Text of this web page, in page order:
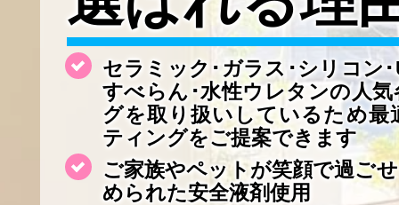
セラミック･ガラス･シリコン
すべらん･水性ウレタンの人
グを取り扱いしているため最
ティングをご提案できます
ご家族やペットが笑顔で過ご
められた安全液剤使用